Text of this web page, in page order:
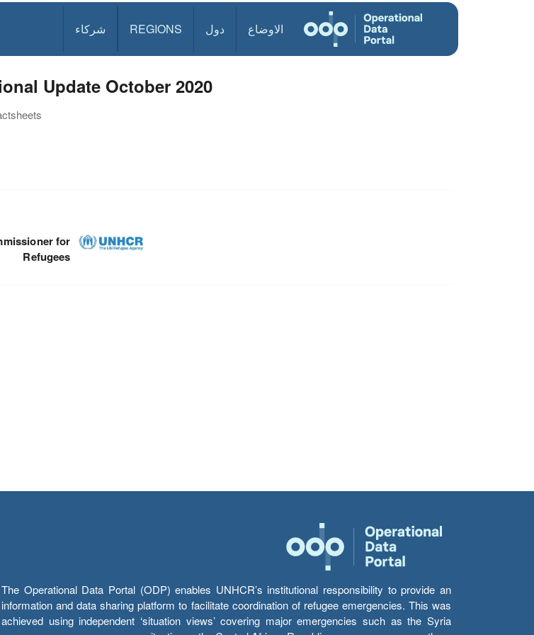
الاوضاع دول REGIONS شركاء
Update October 2020
for
Refugees
The Operational Data Portal (ODP) enables UNHCR’s institutional responsibility to provide an
information and data sharing platform to facilitate coordination of refugee emergencies. This was
achieved using independent ‘situation views’ covering major emergencies such as the Syria